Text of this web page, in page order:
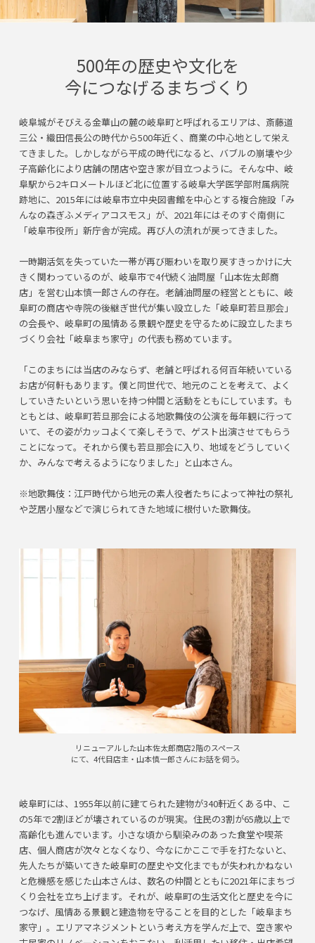
500年の歴史や文化を
今につなげるまちづくり
岐阜城がそびえる金華山の麓の岐阜町と呼ばれるエリアは、斎藤道
三公・織田信長公の時代から500年近く、商業の中心地として栄え
てきました。しかしながら平成の時代になると、バブルの崩壊や少
子高齢化により店舗の閉店や空き家が目立つように。そんな中、岐
阜駅から2キロメートルほど北に位置する岐阜大学医学部附属病院
跡地に、2015年には岐阜市立中央図書館を中心とする複合施設「み
んなの森ぎふメディアコスモス」が、2021年にはそのすぐ南側に
「岐阜市役所」新庁舎が完成。再び人の流れが戻ってきました。
一時期活気を失っていた一帯が再び賑わいを取り戻すきっかけに大
きく関わっているのが、岐阜市で4代続く油問屋「山本佐太郎商
店」を営む山本慎一郎さんの存在。老舗油問屋の経営とともに、岐
阜町の商店や寺院の後継ぎ世代が集い設立した「岐阜町若旦那会」
の会長や、岐阜町の風情ある景観や歴史を守るために設立したまち
づくり会社「岐阜まち家守」の代表も務めています。
「このまちには当店のみならず、老舗と呼ばれる何百年続いている
お店が何軒もあります。僕と同世代で、地元のことを考えて、よく
していきたいという思いを持つ仲間と活動をともにしています。も
ともとは、岐阜町若旦那会による地歌舞伎の公演を毎年観に行って
いて、その姿がカッコよくて楽しそうで、ゲスト出演させてもらう
ことになって。それから僕も若旦那会に入り、地域をどうしていく
か、みんなで考えるようになりました」と山本さん。
※地歌舞伎：江戸時代から地元の素人役者たちによって神社の祭礼
や芝居小屋などで演じられてきた地域に根付いた歌舞伎。
リニューアルした山本佐太郎商店2階のスペース
にて、4代目店主・山本慎一郎さんにお話を伺う。
岐阜町には、1955年以前に建てられた建物が340軒近くある中、こ
の5年で2割ほどが壊されているのが現実。住民の3割が65歳以上で
高齢化も進んでいます。小さな頃から馴染みのあった食堂や喫茶
店、個人商店が次々となくなり、今なにかここで手を打たないと、
先人たちが築いてきた岐阜町の歴史や文化までもが失われかねない
と危機感を感じた山本さんは、数名の仲間とともに2021年にまちづ
くり会社を立ち上げます。それが、岐阜町の生活文化と歴史を今に
つなげ、風情ある景観と建造物を守ることを目的とした「岐阜まち
家守」。エリアマネジメントという考え方を学んだ上で、空き家や